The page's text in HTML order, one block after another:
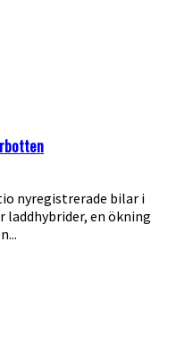
nyregistrerade bilar i
en ökning